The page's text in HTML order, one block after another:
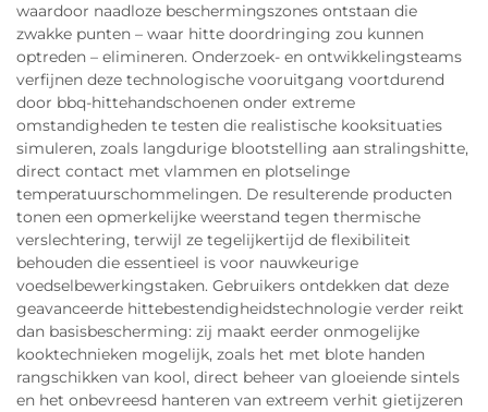
waardoor naadloze beschermingszones ontstaan die
zwakke punten – waar hitte doordringing zou kunnen
optreden – elimineren. Onderzoek- en ontwikkelingsteams
verfijnen deze technologische vooruitgang voortdurend
door bbq-hittehandschoenen onder extreme
omstandigheden te testen die realistische kooksituaties
simuleren, zoals langdurige blootstelling aan stralingshitte,
direct contact met vlammen en plotselinge
temperatuurschommelingen. De resulterende producten
tonen een opmerkelijke weerstand tegen thermische
verslechtering, terwijl ze tegelijkertijd de flexibiliteit
behouden die essentieel is voor nauwkeurige
voedselbewerkingstaken. Gebruikers ontdekken dat deze
geavanceerde hittebestendigheidstechnologie verder reikt
dan basisbescherming: zij maakt eerder onmogelijke
kooktechnieken mogelijk, zoals het met blote handen
rangschikken van kool, direct beheer van gloeiende sintels
en het onbevreesd hanteren van extreem verhit gietijzeren